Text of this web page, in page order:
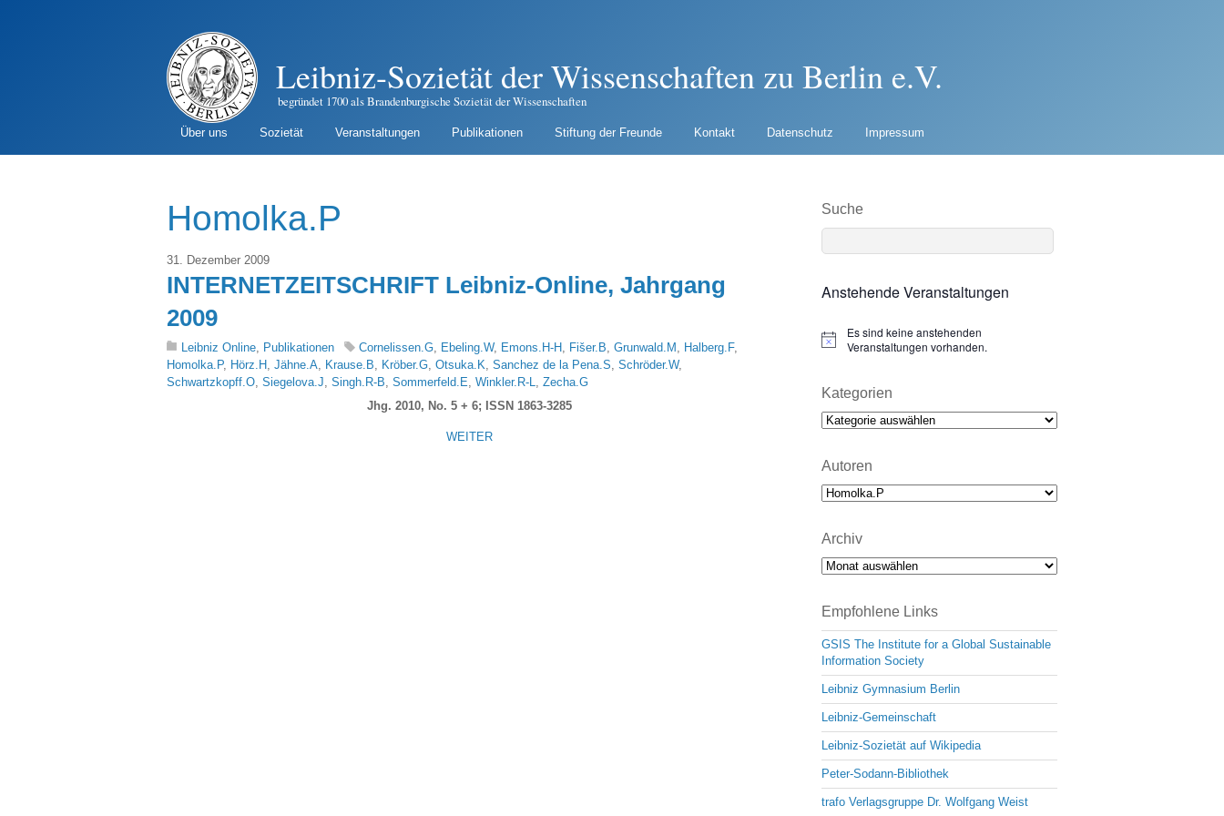
Leibniz-Sozietät der Wissenschaften zu Berlin e.V.
begründet 1700 als Brandenburgische Sozietät der Wissenschaften
Über uns Sozietät Veranstaltungen Publikationen Stiftung der Freunde Kontakt Datenschutz Impressum
Homolka.P
31. Dezember 2009
INTERNETZEITSCHRIFT Leibniz-Online, Jahrgang
2009
Leibniz Online Publikationen Cornelissen.G Ebeling.W, Emons.H-H Fišer.B Grunwald.M Halberg.F,
Homolka.P, Hörz.H Jähne.A Krause.B Kröber.G Otsuka.K Sanchez de la Pena.S Schröder.W,
Schwartzkopff.O Siegelova.J Singh.R-B Sommerfeld.E Winkler.R-L
Zecha.G
Jhg. 2010, No. 5 + 6; ISSN 1863-3285
WEITER
Suche
Anstehende Veranstaltungen
N
i
c
e
Es sind keine anstehenden
Veranstaltungen vorhanden.
Kategorien
Kategorien
Autoren
Archiv
Archiv
Empfohlene Links
GSIS The Institute for a Global Sustainable
Information Society
Leibniz Gymnasium Berlin
Leibniz-Gemeinschaft
Leibniz-Sozietät auf Wikipedia
Peter-Sodann-Bibliothek
trafo Verlagsgruppe Dr. Wolfgang Weist